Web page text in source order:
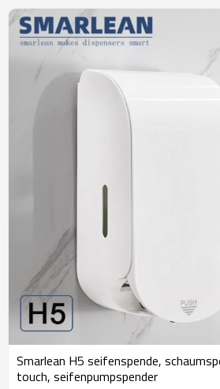
Smarlean H5 seifenspende,
touch, seifenpumpspender